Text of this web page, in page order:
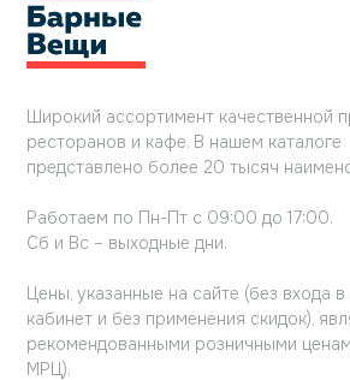
Широкий ассортимент качественной
ресторанов и кафе. В нашем каталоге
представлено более 20 тысяч
Работаем по Пн-Пт с 09:00 до 17:00.
Сб и Вс – выходные дни.
Цены, указанные на сайте (без входа
кабинет и без применения скидок),
рекомендованными розничными
МРЦ).